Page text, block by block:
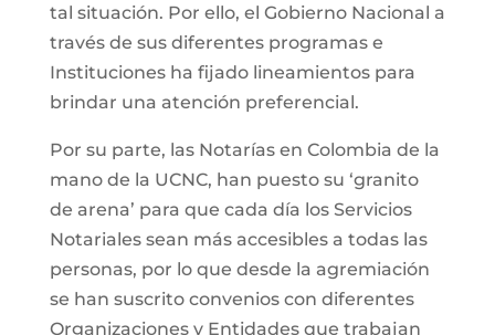
tal situación. Por ello, el Gobierno Nacional a
través de sus diferentes programas e
Instituciones ha fijado lineamientos para
brindar una atención preferencial.
Por su parte, las Notarías en Colombia de la
mano de la UCNC, han puesto su ‘granito
de arena’ para que cada día los Servicios
Notariales sean más accesibles a todas las
personas, por lo que desde la agremiación
se han suscrito convenios con diferentes
Organizaciones y Entidades que trabajan